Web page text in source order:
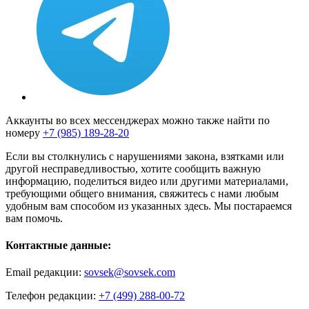
Аккаунты во всех мессенджерах можно также найти по
номеру +7 (985) 189-28-20
Если вы столкнулись с нарушениями закона, взятками или
другой несправедливостью, хотите сообщить важную
информацию, поделиться видео или другими материалами,
требующими общего внимания, свяжитесь с нами любым
удобным вам способом из указанных здесь. Мы постараемся
вам помочь.
Контактные данные:
Email редакции: sovsek@sovsek.com
Телефон редакции: +7 (499) 288-00-72